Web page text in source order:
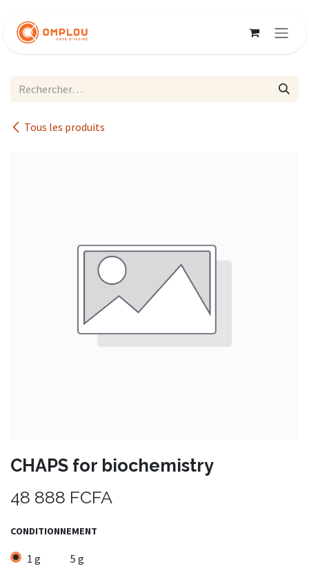
Tous les produits
CHAPS for biochemistry
48 888 FCFA
CONDITIONNEMENT
1 g 5 g